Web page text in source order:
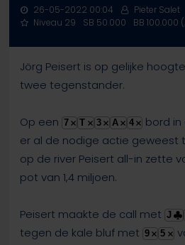
26-05-2022 00:04
Pieter Salet
Niveau 29
SB 50.000 BB 100.000
Jörg Peisert is op gelijke
twee tegenstander.
Op een 7 T 3 A 4
bord
er al de nodige actie geweest
op de river Peisert all-in zette
pot van 1,4 miljoen.
Peisert maakte de call met J
tegen de kale bluf met 9 5